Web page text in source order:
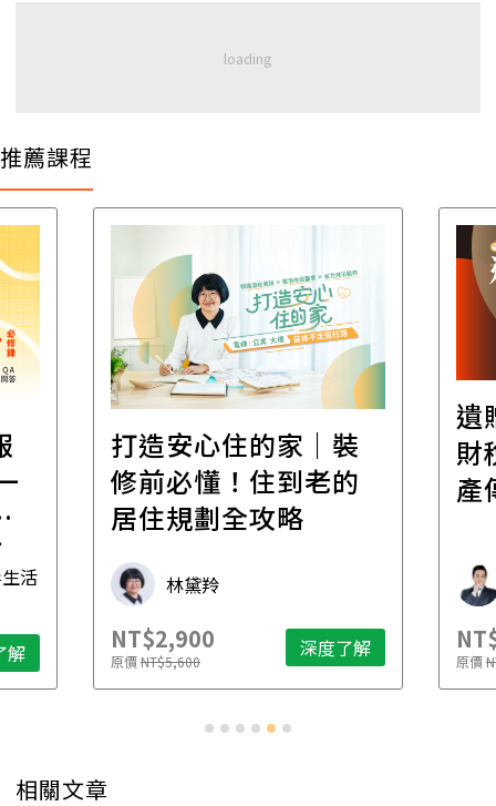
推薦課程
活
解
打造安心住的家｜裝
修前必懂！住到老的
居住規劃全攻略
林黛羚
NT$2,900
原價NT$5,600 深度了解
遺
財
產
原價
相關文章